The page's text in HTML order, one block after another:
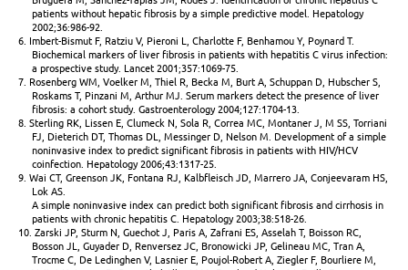
patients without hepatic fibrosis by a simple predictive model. Hepatology
2002;36:986-92.
6. Imbert-Bismut F, Ratziu V, Pieroni L, Charlotte F, Benhamou Y, Poynard T.
Biochemical markers of liver fibrosis in patients with hepatitis C virus infection:
a prospective study. Lancet 2001;357:1069-75.
7. Rosenberg WM, Voelker M, Thiel R, Becka M, Burt A, Schuppan D, Hubscher S,
Roskams T, Pinzani M, Arthur MJ. Serum markers detect the presence of liver
fibrosis: a cohort study. Gastroenterology 2004;127:1704-13.
8. Sterling RK, Lissen E, Clumeck N, Sola R, Correa MC, Montaner J, M SS, Torriani
FJ, Dieterich DT, Thomas DL, Messinger D, Nelson M. Development of a simple
noninvasive index to predict significant fibrosis in patients with HIV/HCV
coinfection. Hepatology 2006;43:1317-25.
9. Wai CT, Greenson JK, Fontana RJ, Kalbfleisch JD, Marrero JA, Conjeevaram HS,
Lok AS.
A simple noninvasive index can predict both significant fibrosis and cirrhosis in
patients with chronic hepatitis C. Hepatology 2003;38:518-26.
10. Zarski JP, Sturm N, Guechot J, Paris A, Zafrani ES, Asselah T, Boisson RC,
Bosson JL, Guyader D, Renversez JC, Bronowicki JP, Gelineau MC, Tran A,
Trocme C, De Ledinghen V, Lasnier E, Poujol-Robert A, Ziegler F, Bourliere M,